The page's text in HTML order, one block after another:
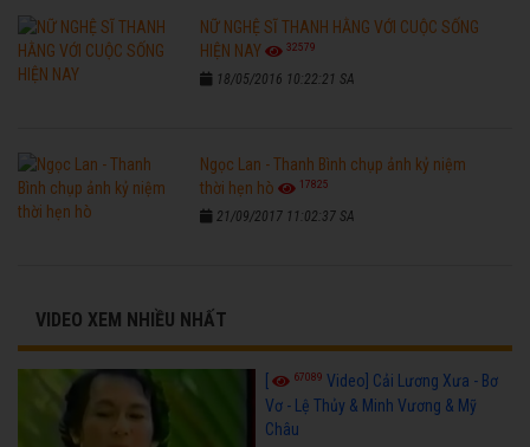
NỮ NGHỆ SĨ THANH HẰNG VỚI CUỘC SỐNG
HIỆN NAY
32579
18/05/2016 10:22:21 SA
Ngọc Lan - Thanh Bình chụp ảnh kỷ niệm
thời hẹn hò
17825
21/09/2017 11:02:37 SA
VIDEO XEM NHIỀU NHẤT
[ 67089 Video] Cải Lương Xưa - Bơ
Vơ - Lệ Thủy & Minh Vương & Mỹ
Châu